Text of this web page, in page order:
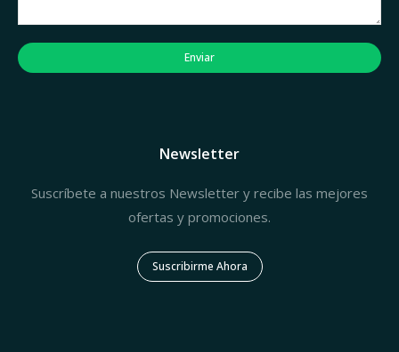
Enviar
Newsletter
Suscríbete a nuestros Newsletter y recibe las mejores
ofertas y promociones.
Suscribirme Ahora